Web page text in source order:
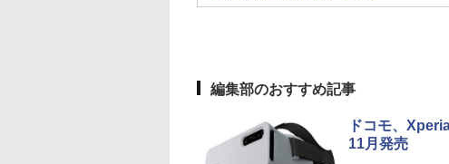
編集部のおすすめ記事
ドコモ、
11月発売